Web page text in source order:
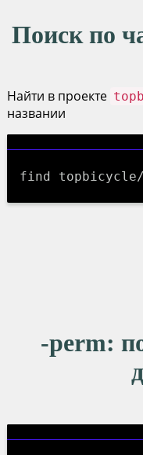
Поиск по
Найти в проекте
названии
find topbicycle/
-perm: